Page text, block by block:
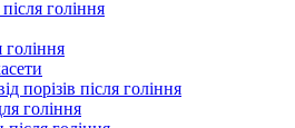
гоління
гоління
порізів після гоління
гоління